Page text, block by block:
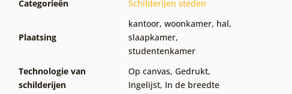
Categorieën Schilderijen steden
Plaatsing
kantoor, woonkamer, hal,
slaapkamer,
studentenkamer
Technologie van
schilderijen
Op canvas, Gedrukt,
Ingelijst, In de breedte